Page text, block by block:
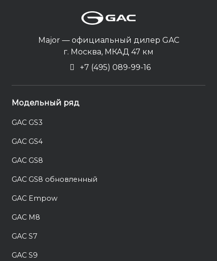
Major — официальный дилер GAC
г. Москва, МКАД 47 км
+7 (495) 089-99-16
Модельный ряд
GAC GS3
GAC GS4
GAC GS8
GAC GS8 обновленный
GAC Empow
GAC M8
GAC S7
GAC S9